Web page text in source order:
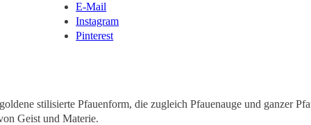
E-Mail
Instagram
Pinterest